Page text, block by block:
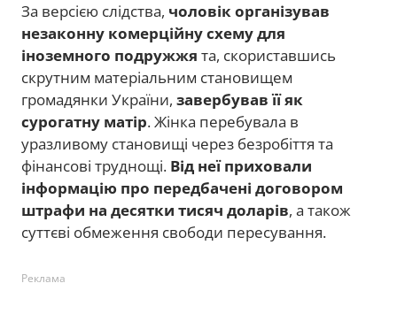
За версією слідства, чоловік організував
незаконну комерційну схему для
іноземного подружжя та, скориставшись
скрутним матеріальним становищем
громадянки України, завербував її як
сурогатну матір. Жінка перебувала в
уразливому становищі через безробіття та
фінансові труднощі. Від неї приховали
інформацію про передбачені договором
штрафи на десятки тисяч доларів, а також
суттєві обмеження свободи пересування.
Реклама